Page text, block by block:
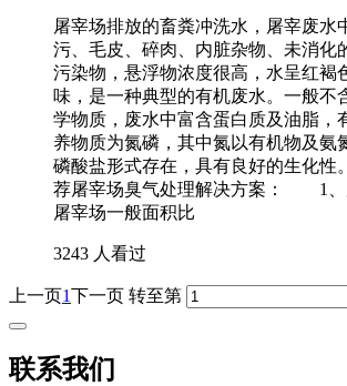
屠宰场排放的畜粪冲洗水，屠宰废水
污、毛皮、碎肉、内脏杂物、未消化
污染物，悬浮物浓度很高，水呈红褐
味，是一种典型的有机废水。一般不
学物质，废水中富含蛋白质及油脂，
养物质为氮磷，其中氮以有机物及氨
磷酸盐形式存在，具有良好的生化性
荐屠宰场臭气处理解决方案： 1
屠宰场一般面积比
3243 人看过
上一页1下一页 转至第
联系我们